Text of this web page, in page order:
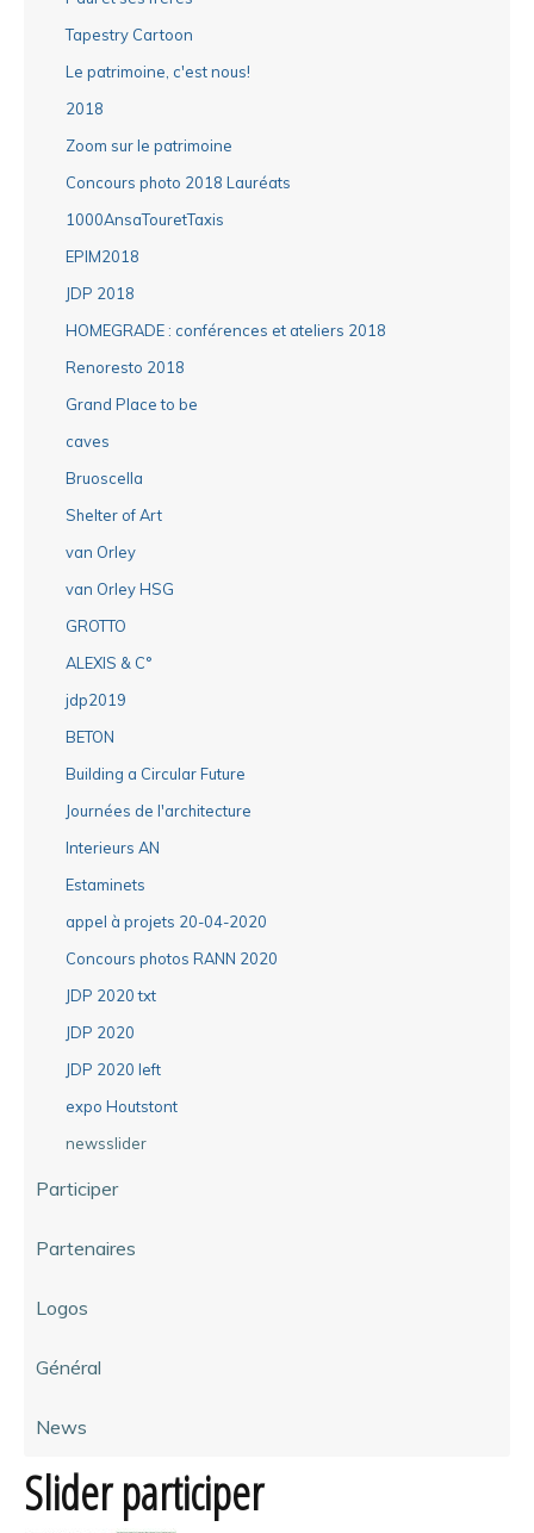
Tapestry Cartoon
Le patrimoine, c'est nous!
2018
Zoom sur le patrimoine
Concours photo 2018 Lauréats
1000AnsaTouretTaxis
EPIM2018
JDP 2018
HOMEGRADE : conférences et ateliers 2018
Renoresto 2018
Grand Place to be
caves
Bruoscella
Shelter of Art
van Orley
van Orley HSG
GROTTO
ALEXIS & C°
jdp2019
BETON
Building a Circular Future
Journées de l'architecture
Interieurs AN
Estaminets
appel à projets 20-04-2020
Concours photos RANN 2020
JDP 2020 txt
JDP 2020
JDP 2020 left
expo Houtstont
newsslider
Participer
Partenaires
Logos
Général
News
Slider participer